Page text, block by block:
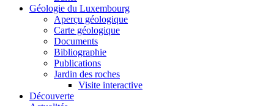
Géologie du Luxembourg
Aperçu géologique
Carte géologique
Documents
Bibliographie
Publications
Jardin des roches
Visite interactive
Découverte